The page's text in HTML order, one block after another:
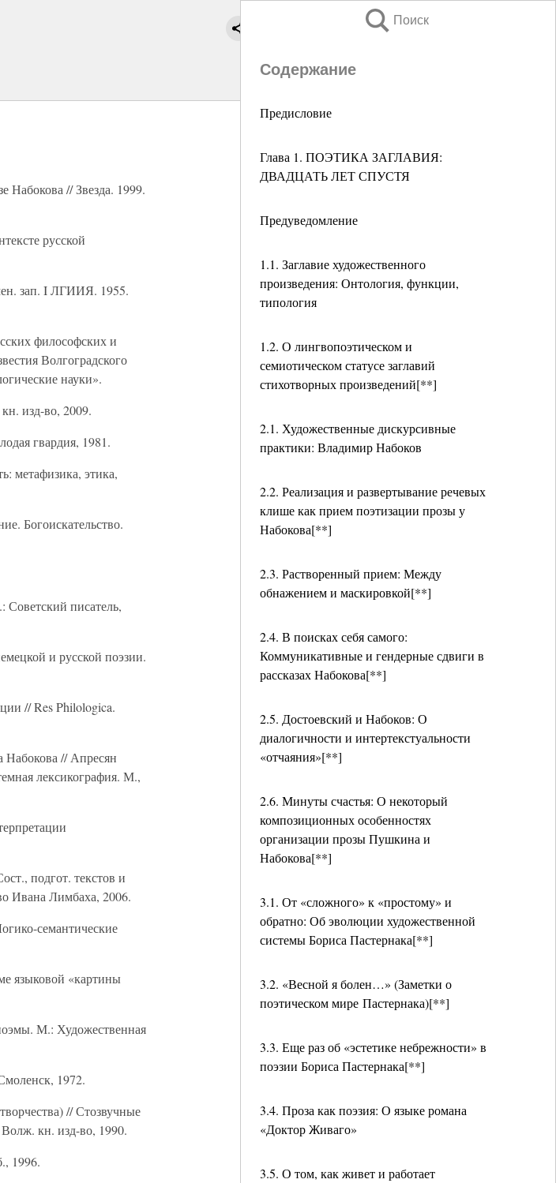
Поиск
Содержание
Предисловие
Глава 1. ПОЭТИКА ЗАГЛАВИЯ:
ДВАДЦАТЬ ЛЕТ СПУСТЯ
Предуведомление
1.1. Заглавие художественного
произведения: Онтология, функции,
типология
1.2. О лингвопоэтическом и
семиотическом статусе заглавий
стихотворных произведений[**]
2.1. Художественные дискурсивные
практики: Владимир Набоков
2.2. Реализация и развертывание речевых
клише как прием поэтизации прозы у
Набокова[**]
2.3. Растворенный прием: Между
обнажением и маскировкой[**]
2.4. В поисках себя самого:
Коммуникативные и гендерные сдвиги в
рассказах Набокова[**]
2.5. Достоевский и Набоков: О
диалогичности и интертекстуальности
«отчаяния»[**]
2.6. Минуты счастья: О некоторый
композиционных особенностях
организации прозы Пушкина и
Набокова[**]
3.1. От «сложного» к «простому» и
обратно: Об эволюции художественной
системы Бориса Пастернака[**]
3.2. «Весной я болен…» (Заметки о
поэтическом мире Пастернака)[**]
3.3. Еще раз об «эстетике небрежности» в
поэзии Бориса Пастернака[**]
3.4. Проза как поэзия: О языке романа
«Доктор Живаго»
3.5. О том, как живет и работает
Набокова // Звезда. 1999.
русской
зап. I ЛГИИЯ. 1955.
философских и
Волгоградского
науки».
изд-во, 2009.
гвардия, 1981.
метафизика, этика,
Богоискательство.
Советский писатель,
и русской поэзии.
// Res Philologica.
Набокова // Апресян
лексикография. М.,
подгот. текстов и
Ивана Лимбаха, 2006.
семантические
языковой «картины
М.: Художественная
1972.
// Стозвучные
кн. изд-во, 1990.
1996.